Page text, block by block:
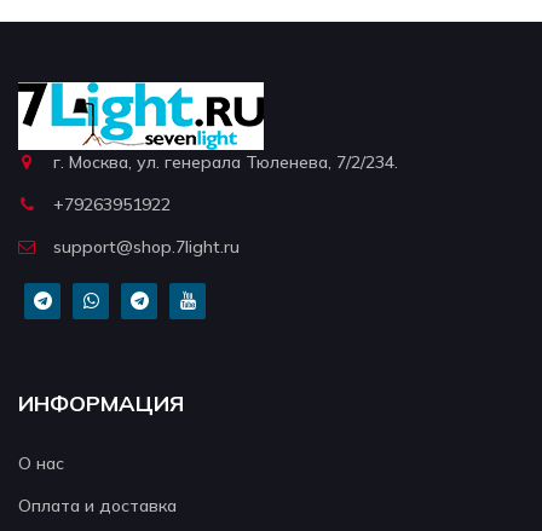
г. Москва, ул. генерала Тюленева, 7/2/234.
+79263951922
support@shop.7light.ru
ИНФОРМАЦИЯ
О нас
Оплата и доставка